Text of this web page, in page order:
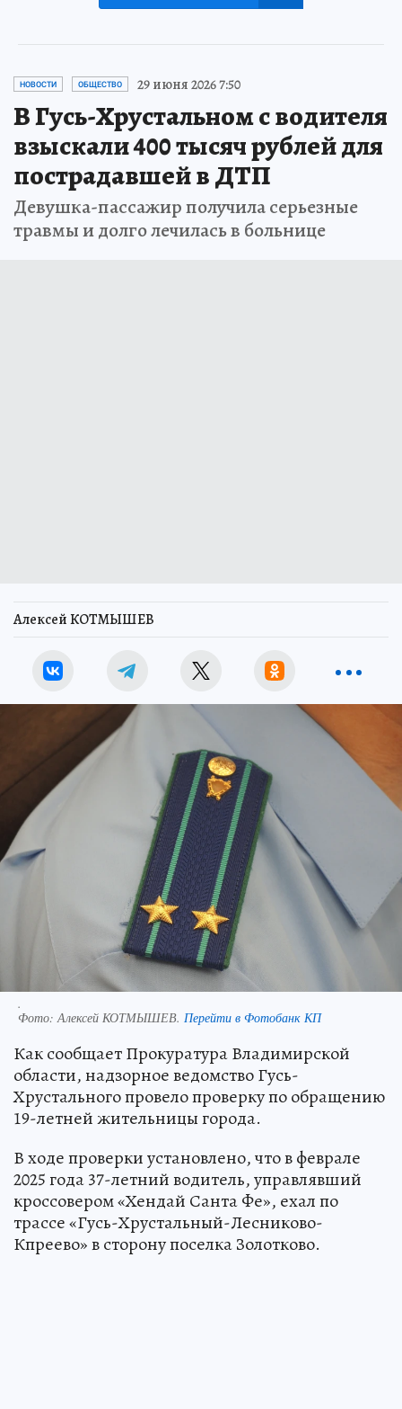
НОВОСТИ ОБЩЕСТВО 29 июня 2026 7:50
В Гусь-Хрустальном с водителя
взыскали 400 тысяч рублей для
пострадавшей в ДТП
Девушка-пассажир получила серьезные
травмы и долго лечилась в больнице
Алексей КОТМЫШЕВ
.
Фото:Алексей КОТМЫШЕВ. Перейти в Фотобанк КП
Как сообщает Прокуратура Владимирской
области, надзорное ведомство Гусь-
Хрустального провело проверку по обращению
19-летней жительницы города.
В ходе проверки установлено, что в феврале
2025 года 37-летний водитель, управлявший
кроссовером «Хендай Санта Фе», ехал по
трассе «Гусь-Хрустальный-Лесниково-
Кпреево» в сторону поселка Золотково.